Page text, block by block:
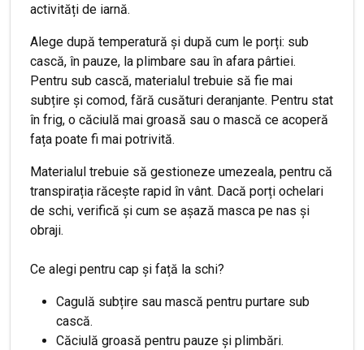
activități de iarnă.
Alege după temperatură și după cum le porți: sub
cască, în pauze, la plimbare sau în afara pârtiei.
Pentru sub cască, materialul trebuie să fie mai
subțire și comod, fără cusături deranjante. Pentru stat
în frig, o căciulă mai groasă sau o mască ce acoperă
fața poate fi mai potrivită.
Materialul trebuie să gestioneze umezeala, pentru că
transpirația răcește rapid în vânt. Dacă porți ochelari
de schi, verifică și cum se așază masca pe nas și
obraji.
Ce alegi pentru cap și față la schi?
Cagulă subțire sau mască pentru purtare sub
cască.
Căciulă groasă pentru pauze și plimbări.